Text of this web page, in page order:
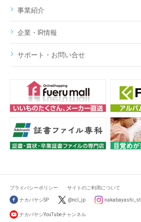
事業紹介
企業・IR情報
サポート・お問い合せ
プライバシーポリシー サイトのご利用について
ナカバヤシSP @ncl_jp nakabayashi_st
ナカバヤシYouTubeチャンネル